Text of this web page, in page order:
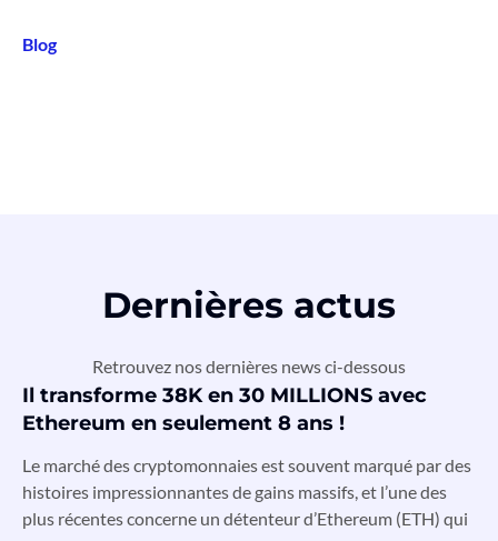
Blog
Dernières actus
Retrouvez nos dernières news ci-dessous
Il transforme 38K en 30 MILLIONS avec
Ethereum en seulement 8 ans !
Le marché des cryptomonnaies est souvent marqué par des
histoires impressionnantes de gains massifs, et l’une des
plus récentes concerne un détenteur d’Ethereum (ETH) qui